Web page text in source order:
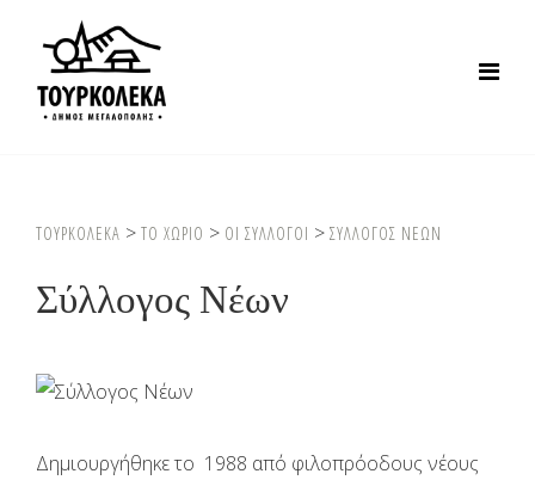
ΤΟΥΡΚΟΛΕΚΑ > ΤΟ ΧΩΡΙΟ > ΟΙ ΣΥΛΛΟΓΟΙ > ΣΥΛΛΟΓΟΣ NΕΩΝ
Σύλλογος Nέων
Δημιουργήθηκε το 1988 από φιλοπρόοδους νέους